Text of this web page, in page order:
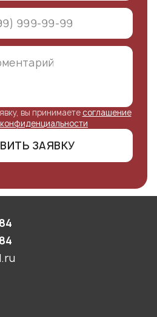
вы принимаете соглашение
ЗАЯВКУ